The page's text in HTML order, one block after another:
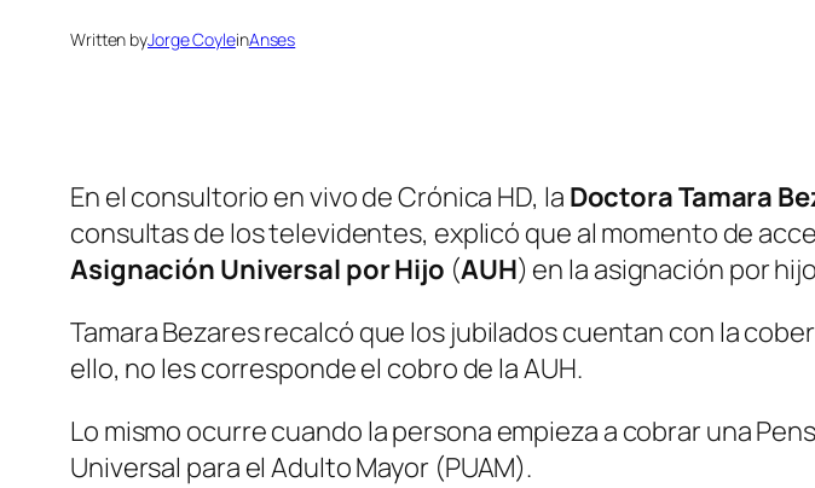
Written byJorge CoyleinAnses
En el consultorio en vivo de Crónica HD, la Doctora Tamara
consultas de los televidentes, explicó que al momento de
Asignación Universal por Hijo (AUH) en la asignación por
Tamara Bezares recalcó que los jubilados cuentan con la
ello, no les corresponde el cobro de la AUH.
Lo mismo ocurre cuando la persona empieza a cobrar una
Universal para el Adulto Mayor (PUAM).